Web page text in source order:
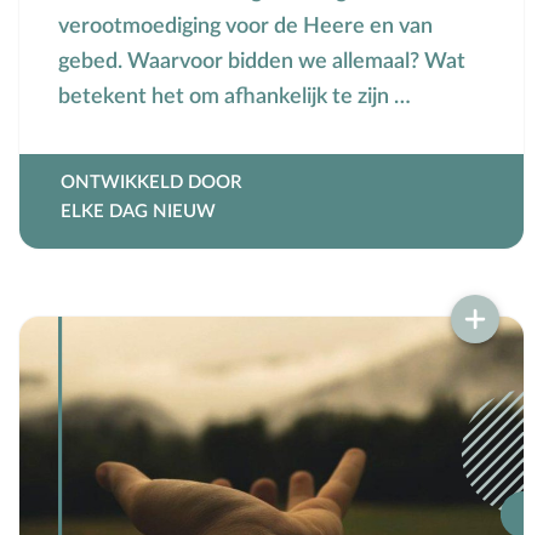
Voorbeeldgebeden
Vriendschap
Vrucht van de Geest
Zakgeld
Zending
verootmoediging voor de Heere en van
gebed. Waarvoor bidden we allemaal? Wat
betekent het om afhankelijk te zijn …
ONTWIKKELD DOOR
ELKE DAG NIEUW